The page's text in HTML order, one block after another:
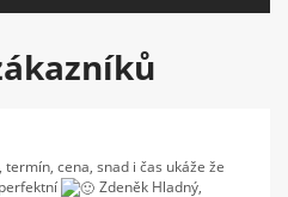
cena, snad i čas ukáže že
Zdeněk Hladný,